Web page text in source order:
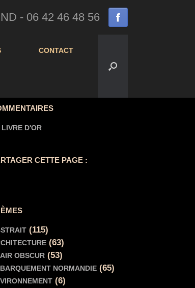
- 06 42 46 48 56
CONTACT
LIVRE D'OR
CETTE PAGE :
(115)
(63)
OBSCUR (53)
NORMANDIE (65)
(6)